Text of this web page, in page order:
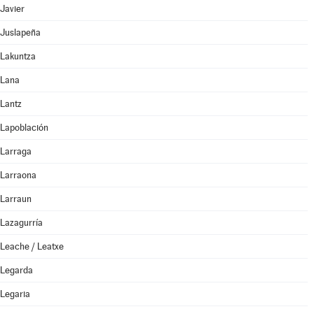
Javier
Juslapeña
Lakuntza
Lana
Lantz
Lapoblación
Larraga
Larraona
Larraun
Lazagurría
Leache / Leatxe
Legarda
Legaria